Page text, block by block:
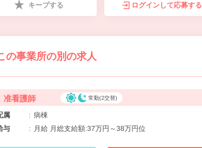
キープする ログインして応募する
の事業所の別の求人
准看護師 常勤(2交替)
属 : 病棟
与
: 月給 月総支給額:37万円～38万円位